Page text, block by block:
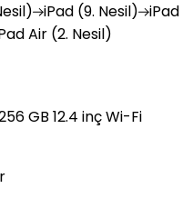
iPad (9. Nesil) iPad
Air (2. Nesil)
GB 12.4 inç Wi-Fi